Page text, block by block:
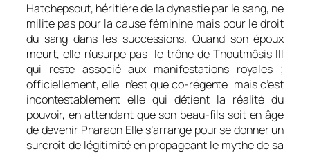
Hatchepsout, héritière de la dynastie par le sang, ne
milite pas pour la cause féminine mais pour le droit
du sang dans les successions. Quand son époux
meurt, elle n’usurpe pas le trône de Thoutmôsis III
qui reste associé aux manifestations royales ;
officiellement, elle n’est que co-régente mais c’est
incontestablement elle qui détient la réalité du
pouvoir, en attendant que son beau-fils soit en âge
de devenir Pharaon Elle s’arrange pour se donner un
surcroît de légitimité en propageant le mythe de sa